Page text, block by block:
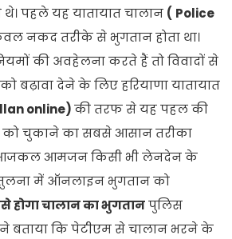
पहले यह यातायात चालान ( Police
नकद तरीके से भुगतान होता था।
की अवहेलना करते हैं तो विवादों से
बढ़ावा देने के लिए हरियाणा यातायात
online)की तरफ से यह पहल की
को चुकाने का सबसे आसान तरीका
आजकल आमजन किसी भी लेनदेन के
में ऑनलाइन भुगतान को
होगा चालान का भुगतानपुलिस
ने बताया कि पेटीएम से चालान भरने के